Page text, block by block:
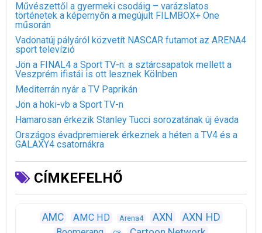
Művészettől a gyermeki csodáig – varázslatos
történetek a képernyőn a megújult FILMBOX+ One
műsorán
Vadonatúj pályáról közvetít NASCAR futamot az ARENA4
sport televízió
Jön a FINAL4 a Sport TV-n: a sztárcsapatok mellett a
Veszprém ifistái is ott lesznek Kölnben
Mediterrán nyár a TV Paprikán
Jön a hoki-vb a Sport TV-n
Hamarosan érkezik Stanley Tucci sorozatának új évada
Országos évadpremierek érkeznek a héten a TV4 és a
GALAXY4 csatornákra
CÍMKEFELHŐ
AMC AMC HD Arena4 AXN AXN HD